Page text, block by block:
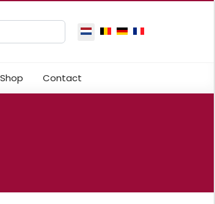
Selecteer de taal
Shop Contact